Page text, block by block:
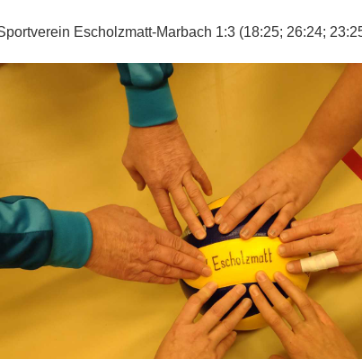
Escholzmatt-Marbach 1:3 (18:25; 26:24;